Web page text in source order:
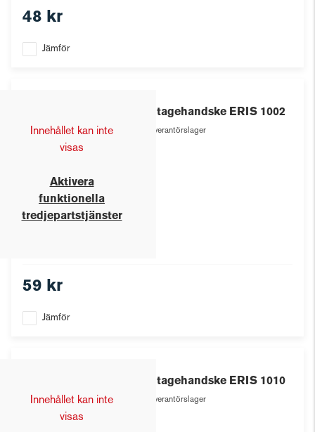
48 kr
Jämför
Innehållet kan inte
visas
Aktivera
funktionella
tredjepartstjänster
Montagehandske ERIS 1002
Leverantörslager
59 kr
Jämför
Innehållet kan inte
visas
Montagehandske ERIS 1010
Leverantörslager